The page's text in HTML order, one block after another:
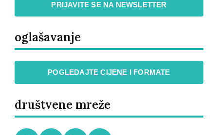
PRIJAVITE SE NA NEWSLETTER
oglašavanje
POGLEDAJTE CIJENE I FORMATE
društvene mreže